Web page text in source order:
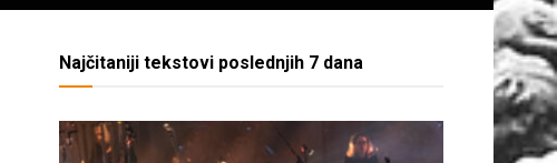
Najčitaniji tekstovi poslednjih 7 dana